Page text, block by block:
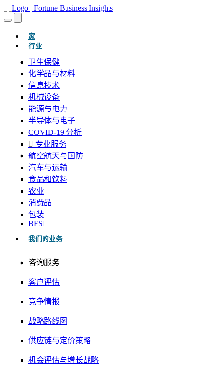
家(当前的)
行业
卫生保健
化学品与材料
信息技术
机械设备
能源与电力
半导体与电子
COVID-19 分析
专业服务
航空航天与国防
汽车与运输
食品和饮料
农业
消费品
包装
BFSI
我们的业务
咨询服务
客户评估
竞争情报
战略路线图
供应链与定价策略
机会评估与增长战略